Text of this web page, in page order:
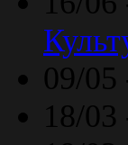
09/05
18/03